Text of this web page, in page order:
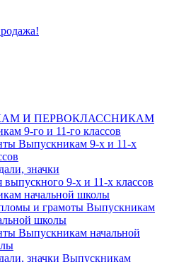
И ПЕРВОКЛАССНИКАМ
9-го и 11-го классов
Выпускникам 9-х и 11-х
значки
выпускного 9-х и 11-х классов
начальной школы
и грамоты Выпускникам
школы
Выпускникам начальной
значки Выпускникам